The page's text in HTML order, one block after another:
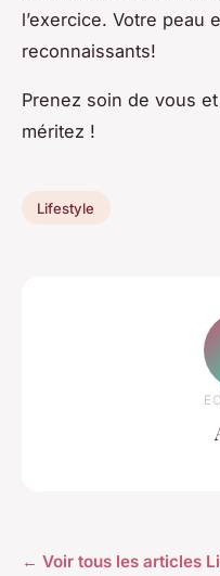
l’exercice. Votre peau
reconnaissants!
Prenez soin de vous
méritez !
Lifestyle
← Voir tous les articles